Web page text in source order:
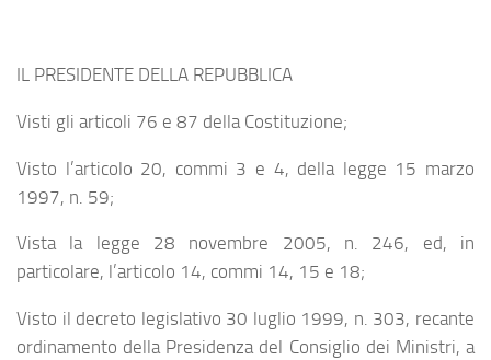
IL PRESIDENTE DELLA REPUBBLICA
Visti gli articoli 76 e 87 della Costituzione;
Visto l’articolo 20, commi 3 e 4, della legge 15 marzo
1997, n. 59;
Vista la legge 28 novembre 2005, n. 246, ed, in
particolare, l’articolo 14, commi 14, 15 e 18;
Visto il decreto legislativo 30 luglio 1999, n. 303, recante
ordinamento della Presidenza del Consiglio dei Ministri, a